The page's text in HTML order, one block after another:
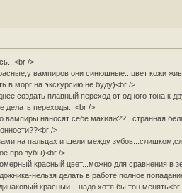
/>
вампиров они синюшные...цвет кожи
в морг на экскурсию не буду)<br />
создать плавный переход от одного тона к
делать переходы...<br />
вампиры наносят себе макияж??...странная
/>
пальцах и щели между
про зубы)<br />
красный цвет...можно для сравнения в
нельзя делать в работе полное
красный ...надо хотя бы тон менять<br